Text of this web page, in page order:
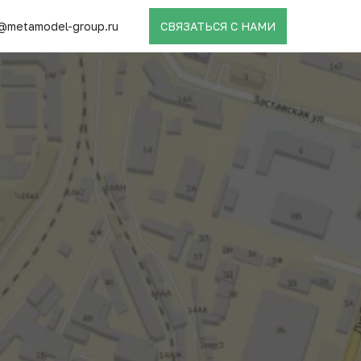
СВЯЗАТЬСЯ С НАМИ
group.ru